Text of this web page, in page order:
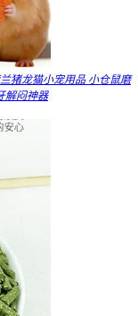
猪龙猫小宠用品 小仓鼠磨
解闷神器